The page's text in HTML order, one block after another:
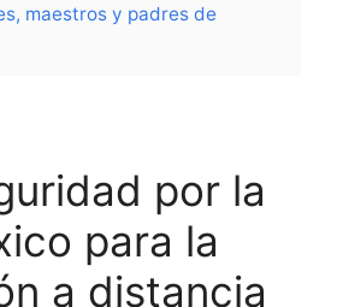
maestros y padres de
por la
para la
a distancia